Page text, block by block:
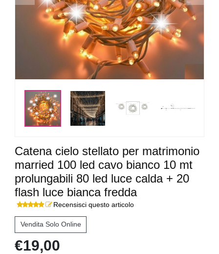
Catena cielo stellato per matrimonio
married 100 led cavo bianco 10 mt
prolungabili 80 led luce calda + 20
flash luce bianca fredda
Recensisci questo articolo
Vendita Solo Online
€19,00